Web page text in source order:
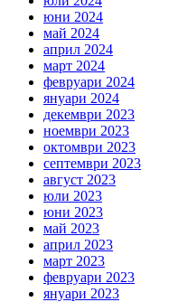
юни 2024
май 2024
април 2024
март 2024
февруари 2024
януари 2024
декември 2023
ноември 2023
октомври 2023
септември 2023
август 2023
юли 2023
юни 2023
май 2023
април 2023
март 2023
февруари 2023
януари 2023